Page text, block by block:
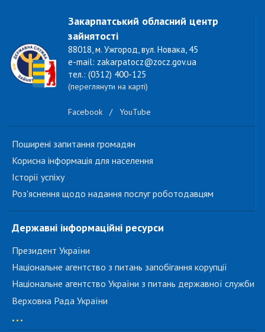
Закарпатський обласний центр
зайнятості
88018, м. Ужгород, вул. Новака, 45
e-mail: zakarpatocz@zocz.gov.ua
тел.: (0312) 400-125
(переглянути на карті)
Facebook / YouTube
Поширені запитання громадян
Корисна інформація для населення
Історії успіху
Роз'яснення щодо надання послуг роботодавцям
Державні інформаційні ресурси
Президент України
Національне агентство з питань запобігання корупції
Національне агентство України з питань державної служби
Верховна Рада України
...